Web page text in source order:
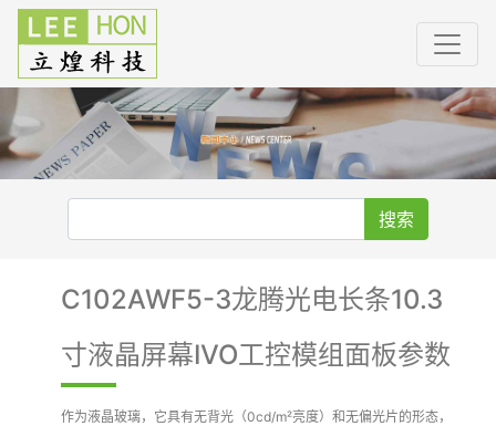
搜索
C102AWF5-3龙腾光电长条10.3
寸液晶屏幕IVO工控模组面板参数
作为液晶玻璃，它具有无背光（0cd/m²亮度）和无偏光片的形态，